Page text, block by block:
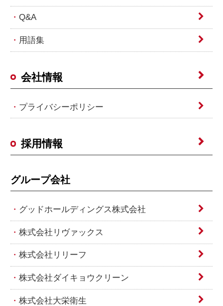
Q&A
用語集
会社情報
プライバシーポリシー
採用情報
グループ会社
グッドホールディングス株式会社
株式会社リヴァックス
株式会社リリーフ
株式会社ダイキョウクリーン
株式会社大栄衛生